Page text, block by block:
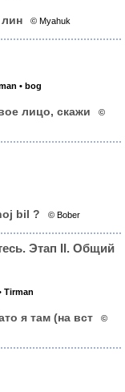
© Myahuk
• bog
лицо, скажи
©
bil ? © Bober
Этап II. Общий
Tirman
я там (на вст
©